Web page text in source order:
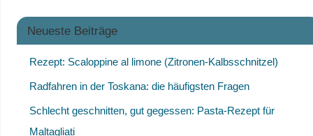
Neueste Beiträge
Rezept: Scaloppine al limone (Zitronen-Kalbsschnitzel)
Radfahren in der Toskana: die häufigsten Fragen
Schlecht geschnitten, gut gegessen: Pasta-Rezept für
Maltagliati